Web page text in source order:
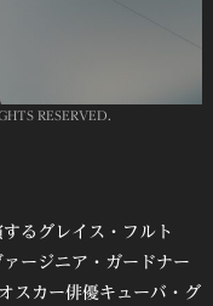
RESERVED.
るグレイス・フルト
ージニア・ガードナー
スカー俳優キューバ・グ